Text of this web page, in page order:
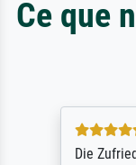
Ce que
Die